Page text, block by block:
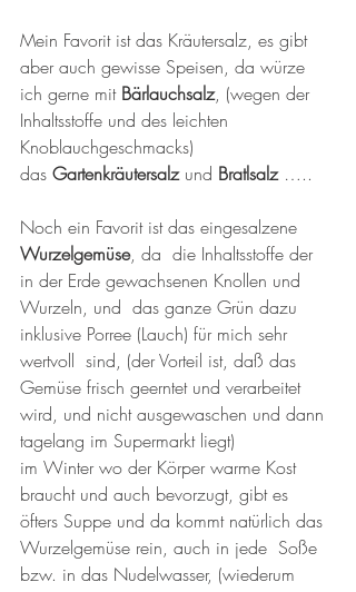
Mein Favorit ist das Kräutersalz, es gibt
aber auch gewisse Speisen, da würze
ich gerne mit Bärlauchsalz, (wegen der
Inhaltsstoffe und des leichten
Knoblauchgeschmacks)
das Gartenkräutersalz und Bratlsalz …..
Noch ein Favorit ist das eingesalzene
Wurzelgemüse, da  die Inhaltsstoffe der
in der Erde gewachsenen Knollen und
Wurzeln, und  das ganze Grün dazu
inklusive Porree (Lauch) für mich sehr
wertvoll  sind, (der Vorteil ist, daß das
Gemüse frisch geerntet und verarbeitet
wird, und nicht ausgewaschen und dann
tagelang im Supermarkt liegt)
im Winter wo der Körper warme Kost
braucht und auch bevorzugt, gibt es
öfters Suppe und da kommt natürlich das
Wurzelgemüse rein, auch in jede  Soße
bzw. in das Nudelwasser, (wiederum